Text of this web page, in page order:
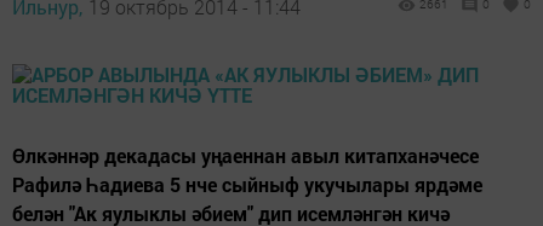
Ильнур, 19 октябрь 2014 - 11:44 2661 0 0
Өлкәннәр декадасы уңаеннан авыл китапханәчесе
Рафилә Һадиева 5 нче сыйныф укучылары ярдәме
белән "Ак яулыклы әбием" дип исемләнгән кичә